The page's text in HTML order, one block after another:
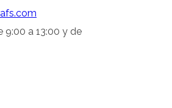
9:00 a 13:00 y de